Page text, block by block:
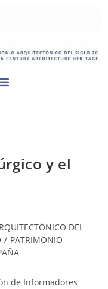
y el
DEL
/ PATRIMONIO
de Informadores